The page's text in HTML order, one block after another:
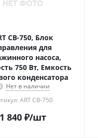
CB-750, Блок
для
насоса,
750 Вт, Емкость
конденсатора
Нет в наличии
ART CB-750
1 840₽/шт